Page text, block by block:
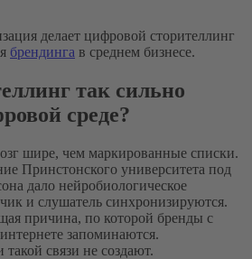
делает цифровой сторителлинг
брендинга в среднем бизнесе.
так сильно
среде?
шире, чем маркированные списки.
Принстонского университета под
дало нейробиологическое
и слушатель синхронизируются.
причина, по которой бренды с
запоминаются.
связи не создают.